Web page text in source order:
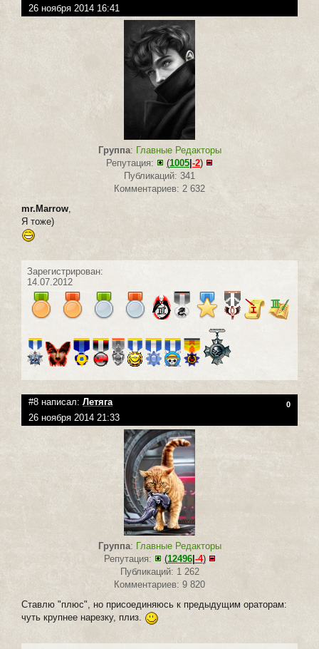
26 ноября 2014 16:41
Группа: Главные Редакторы
Репутация:
(1005 -2)
Публикаций: 341
Комментариев: 2 632
mr.Marrow
Я тоже)
Зарегистрирован:
14.07.2012
#8 написал: Летяга 0
26 ноября 2014 21:33
Группа: Главные Редакторы
Репутация:
(12496|-4)
Публикаций: 1 262
Комментариев: 9 820
Ставлю "плюс", но присоединяюсь к предыдущим ораторам:
чуть крупнее нарезку, плиз.